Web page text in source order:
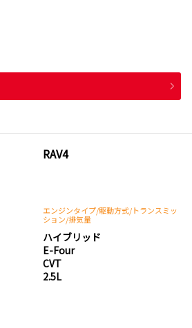
RAV4
エンジンタイプ/駆動方式/トランスミッ
ション/排気量
ハイブリッド
E-Four
CVT
2.5L